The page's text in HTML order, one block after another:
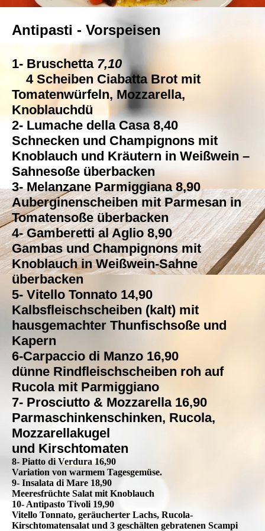
Antipasti - Vorspeisen
1- Bruschetta7,10
4 Scheiben Ciabatta Brot mit
Tomatenwürfeln, Mozzarella,
Knoblauchdü
2- Lumache della Casa 8,40
Schnecken und Champignons mit
Knoblauch und Kräutern in Weißwein –
Sahnesoße überbacken
3- Melanzane Parmiggiana 8,90
Auberginenscheiben mit Parmesan in
Tomatensoße überbacken
4- Gamberetti al Aglio 8,90
Gambas und Champignons mit
Knoblauch in Weißwein-Sahne
überbacken
5- Vitello Tonnato 14,90
Kalbsfleischscheiben (kalt) mit
hausgemachter Thunfischsoße und
Kapern
6-Carpaccio di Manzo 16,90
dünne Rindfleischscheiben roh auf
Rucola mit Parmiggiano
7- Prosciutto & Mozzarella 16,90
Parmaschinkenschinken, Rucola,
Mozzarellakugel
und Kirschtomaten
8- Piatto di Verdura 16,90
Variation von warmem Tagesgemüse.
9- Insalata di Mare 18,90
Meeresfrüchte Salat mit Knoblauch
10- Antipasto Tivoli 19,90
Vitello Tonnato, geräucherter Lachs, Rucola-
Kirschtomatensalat und 3 geschälten gebratenen Scampi